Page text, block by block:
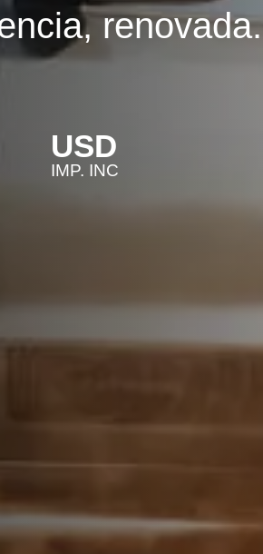
renovada.
USD
IMP. INC